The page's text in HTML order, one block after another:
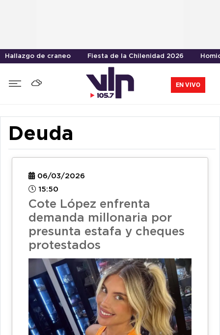
Hallazgo de craneo Fiesta de la Chilenidad 2026
EN VIVO
Deuda
06/03/2026
15:50
Cote López enfrenta
demanda millonaria por
presunta estafa y cheques
protestados